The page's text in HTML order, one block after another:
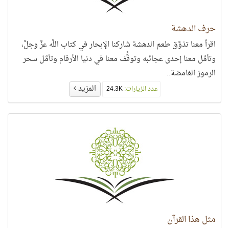
حرف الدهشة
اقرأ معنا تذوَّق طعم الدهشة شاركنا الإبحار في كتاب اللَّه عزَّ وجلَّ،
وتأمَّل معنا إحدى عجائبه وتوقًّف معنا في دنيا الأرقام وتأمَّل سحر
الرموز الغامضة..
عدد الزيارات:24.3K المزيد
مثل هذا القرآن